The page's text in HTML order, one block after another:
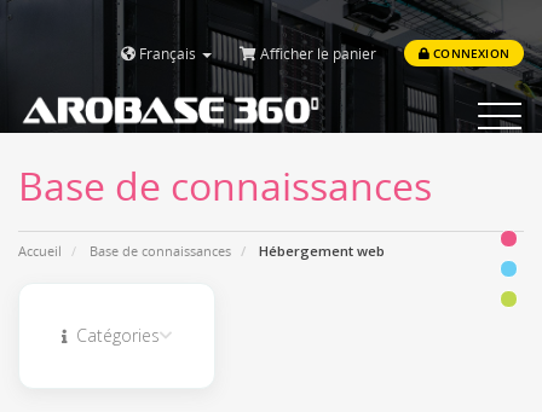
Français Afficher le panier CONNEXION
Toggle
Base de connaissances
Accueil Base de connaissances Hébergement web
Catégories